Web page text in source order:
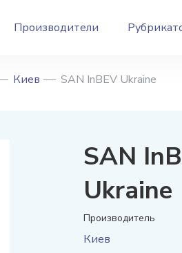
Производители
Киев SAN InBEV Ukraine
SAN
Ukraine
Производитель
Киев